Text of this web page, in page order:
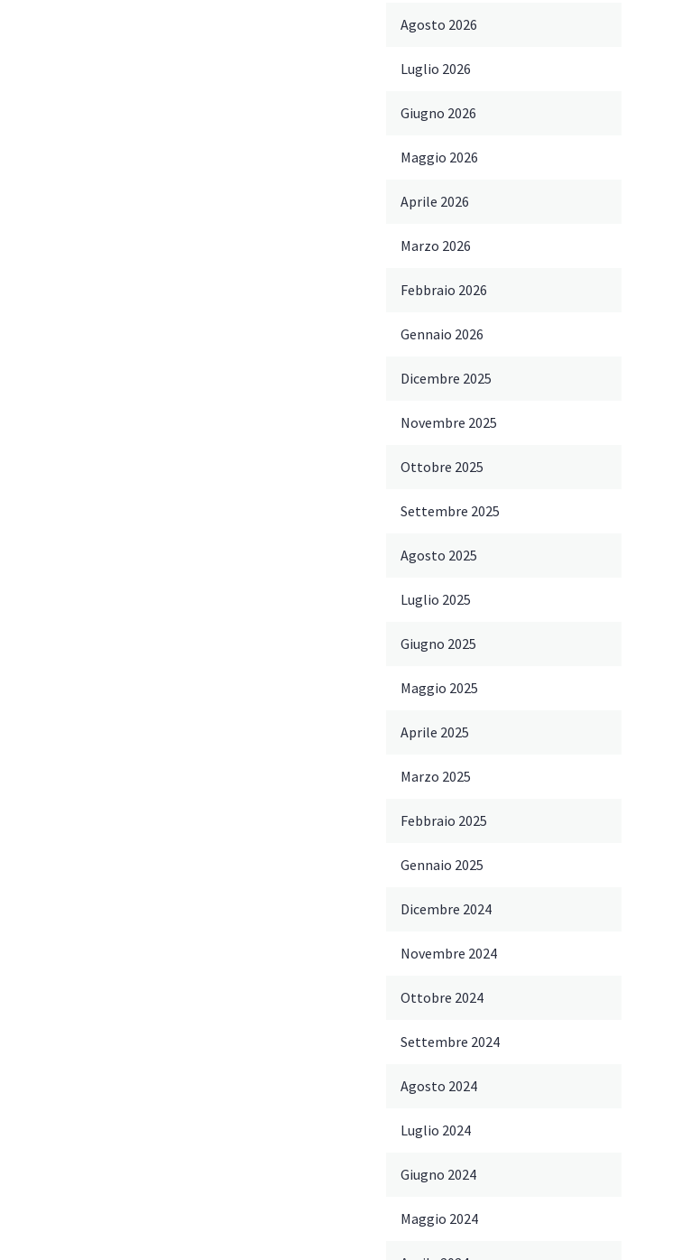
Agosto 2026
Luglio 2026
Giugno 2026
Maggio 2026
Aprile 2026
Marzo 2026
Febbraio 2026
Gennaio 2026
Dicembre 2025
Novembre 2025
Ottobre 2025
Settembre 2025
Agosto 2025
Luglio 2025
Giugno 2025
Maggio 2025
Aprile 2025
Marzo 2025
Febbraio 2025
Gennaio 2025
Dicembre 2024
Novembre 2024
Ottobre 2024
Settembre 2024
Agosto 2024
Luglio 2024
Giugno 2024
Maggio 2024